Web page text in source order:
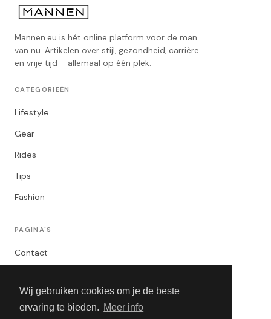
Wij gebruiken cookies om je de beste
ervaring te bieden. Meer info
Mannen.eu is hét online platform voor de man
van nu. Artikelen over stijl, gezondheid, carrière
en vrije tijd – allemaal op één plek.
CATEGORIEËN
Lifestyle
Gear
Rides
Tips
Fashion
PAGINA'S
Contact
Algemene Voorwaarden
Adverteren